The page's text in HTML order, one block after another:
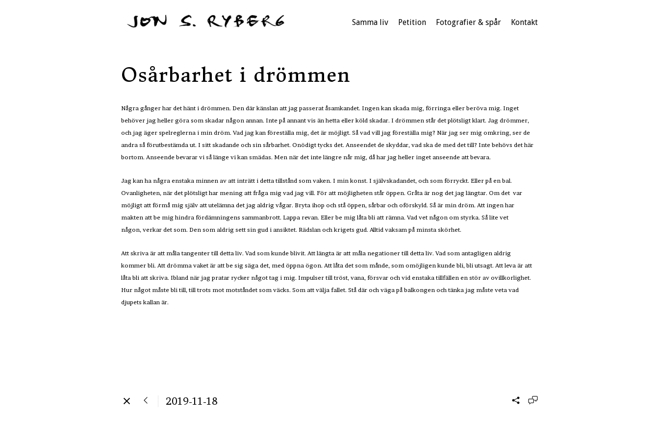
Samma liv Petition Fotografier & spår Kontakt
Osårbarhet i drömmen
Några gånger har det hänt i drömmen. Den där känslan att jag passerat åsamkandet. Ingen kan skada mig, förringa eller beröva mig. Inget
behöver jag heller göra som skadar någon annan. Inte på annant vis än hetta eller köld skadar. I drömmen står det plötsligt klart. Jag drömmer,
och jag äger spelreglerna i min dröm. Vad jag kan föreställa mig, det är möjligt. Så vad vill jag föreställa mig? När jag ser mig omkring, ser de
andra så förutbestämda ut. I sitt skadande och sin sårbarhet. Onödigt tycks det. Anseendet de skyddar, vad ska de med det till? Inte behövs det här
bortom. Anseende bevarar vi så länge vi kan smädas. Men när det inte längre når mig, då har jag heller inget anseende att bevara.
Jag kan ha några enstaka minnen av att inträtt i detta tillstånd som vaken. I min konst. I självskadandet, och som förryckt. Eller på en bal.
Ovanligheten, när det plötsligt har mening att fråga mig vad jag vill. För att möjligheten står öppen. Gråta är nog det jag längtar. Om det var
möjligt att förmå mig själv att utelämna det jag aldrig vågar. Bryta ihop och stå öppen, sårbar och oförskyld. Så är min dröm. Att ingen har
makten att be mig hindra fördämningens sammanbrott. Lappa revan. Eller be mig låta bli att rämna. Vad vet någon om styrka. Så lite vet
någon, verkar det som. Den som aldrig sett sin gud i ansiktet. Rädslan och krigets gud. Alltid vaksam på minsta skörhet.
Att skriva är att måla tangenter till detta liv. Vad som kunde blivit. Att längta är att måla negationer till detta liv. Vad som antagligen aldrig
kommer bli. Att drömma vaket är att be sig säga det, med öppna ögon. Att låta det som månde, som omöjligen kunde bli, bli utsagt. Att leva är att
låta bli att skriva. Ibland när jag pratar rycker något tag i mig. Impulser till tröst, vana, försvar och vid enstaka tillfällen en stör av ovillkorlighet.
Hur något måste bli till, till trots mot motståndet som väcks. Som att välja fallet. Stå där och väga på balkongen och tänka jag måste veta vad
djupets kallan är.
2019-11-18